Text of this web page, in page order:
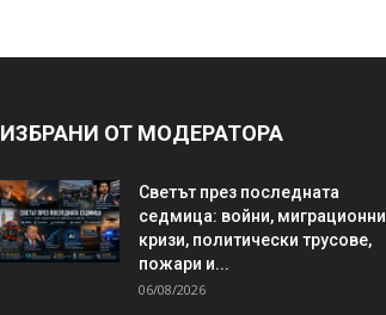
ИЗБРАНИ ОТ МОДЕРАТОРА
Светът през последната
седмица: войни, миграционни
кризи, политически трусове,
пожари и...
06/08/2026